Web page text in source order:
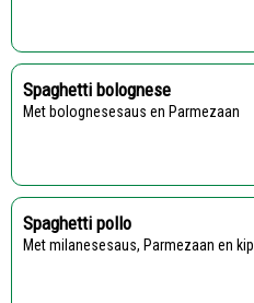
Spaghetti bolognese
Met bolognesesaus en Parmezaan
Spaghetti pollo
Met milanesesaus, Parmezaan en kip